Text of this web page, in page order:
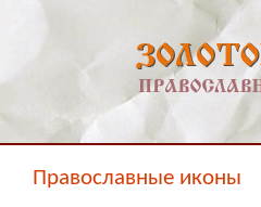
Православные иконы